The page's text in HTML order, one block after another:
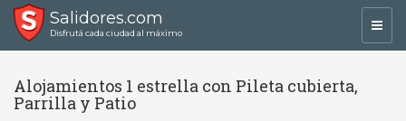
Salidores.com
Disfrutá cada ciudad al máximo
Alojamientos 1 estrella con Pileta cubierta,
Parrilla y Patio